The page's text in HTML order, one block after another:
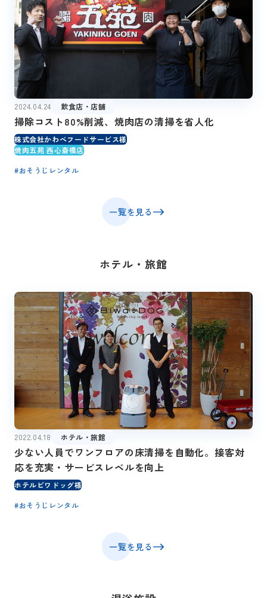
2024.04.24 飲食店・店舗
掃除コスト80%削減、焼肉店の清掃を省人化
株式会社かわべフードサービス様
焼肉五苑 西心斎橋店
#おそうじレンタル
一覧を見る
ホテル・旅館
2022.04.18 ホテル・旅館
少ない人員でワンフロアの床清掃を自動化。接客対
応を充実・サービスレベルを向上
ホテルビワドッグ様
#おそうじレンタル
一覧を見る